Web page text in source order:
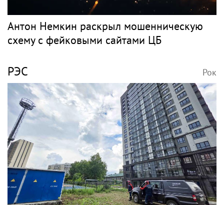
Антон Немкин раскрыл мошенническую
схему с фейковыми сайтами ЦБ
РЭС Рок